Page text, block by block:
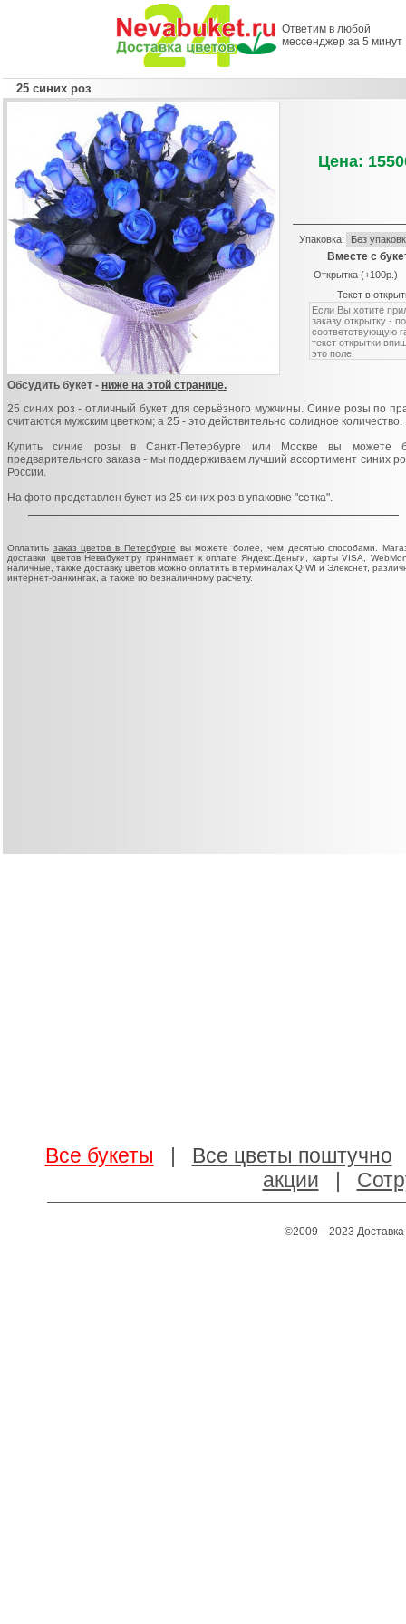
Ответим в любой
мессенджер за 5 минут
25 синих роз
Цена:
Упаковка:
Вместе с
Открытка (+100р.)
Текст в
Обсудить букет - ниже на этой странице.
25 синих роз - отличный букет для серьёзного мужчины. Синие розы по
считаются мужским цветком; а 25 - это действительно солидное количество.
Купить синие розы в Санкт-Петербурге или Москве вы можете
предварительного заказа - мы поддерживаем лучший ассортимент синих
России.
На фото представлен букет из 25 синих роз в упаковке "сетка".
Оплатить заказ цветов в Петербурге вы можете более, чем десятью способами.
доставки цветов Невабукет.ру принимает к оплате Яндекс.Деньги, карты VISA,
наличные, также доставку цветов можно оплатить в терминалах QIWI и Элекснет,
интернет-банкингах, а также по безналичному расчёту.
Все букеты | Все цветы поштучно
акции |
©2009—2023 Доставка